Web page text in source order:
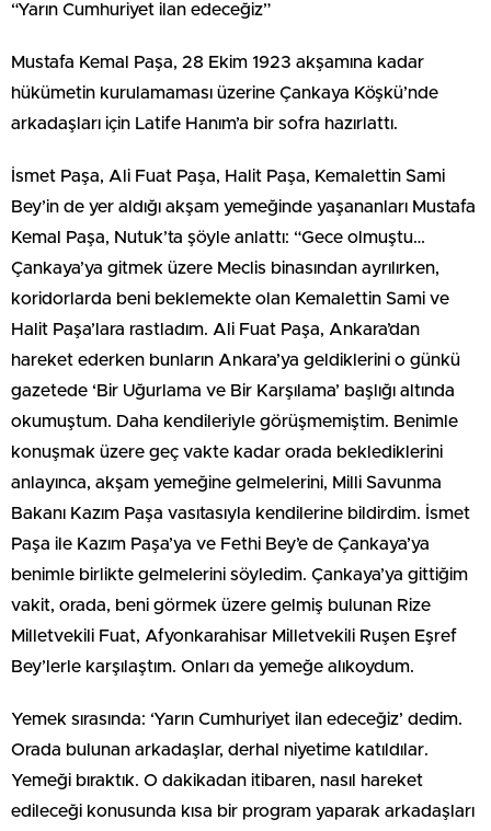
“Yarın Cumhuriyet ilan edeceğiz”
Mustafa Kemal Paşa, 28 Ekim 1923 akşamına kadar
hükümetin kurulamaması üzerine Çankaya Köşkü’nde
arkadaşları için Latife Hanım’a bir sofra hazırlattı.
İsmet Paşa, Ali Fuat Paşa, Halit Paşa, Kemalettin Sami
Bey’in de yer aldığı akşam yemeğinde yaşananları Mustafa
Kemal Paşa, Nutuk’ta şöyle anlattı: “Gece olmuştu…
Çankaya’ya gitmek üzere Meclis binasından ayrılırken,
koridorlarda beni beklemekte olan Kemalettin Sami ve
Halit Paşa’lara rastladım. Ali Fuat Paşa, Ankara’dan
hareket ederken bunların Ankara’ya geldiklerini o günkü
gazetede ‘Bir Uğurlama ve Bir Karşılama’ başlığı altında
okumuştum. Daha kendileriyle görüşmemiştim. Benimle
konuşmak üzere geç vakte kadar orada beklediklerini
anlayınca, akşam yemeğine gelmelerini, Milli Savunma
Bakanı Kazım Paşa vasıtasıyla kendilerine bildirdim. İsmet
Paşa ile Kazım Paşa’ya ve Fethi Bey’e de Çankaya’ya
benimle birlikte gelmelerini söyledim. Çankaya’ya gittiğim
vakit, orada, beni görmek üzere gelmiş bulunan Rize
Milletvekili Fuat, Afyonkarahisar Milletvekili Ruşen Eşref
Bey’lerle karşılaştım. Onları da yemeğe alıkoydum.
Yemek sırasında: ‘Yarın Cumhuriyet ilan edeceğiz’ dedim.
Orada bulunan arkadaşlar, derhal niyetime katıldılar.
Yemeği bıraktık. O dakikadan itibaren, nasıl hareket
edileceği konusunda kısa bir program yaparak arkadaşları